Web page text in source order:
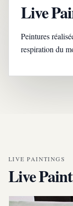
Live
Peintures
respiration du
LIVE PAINTINGS
Live